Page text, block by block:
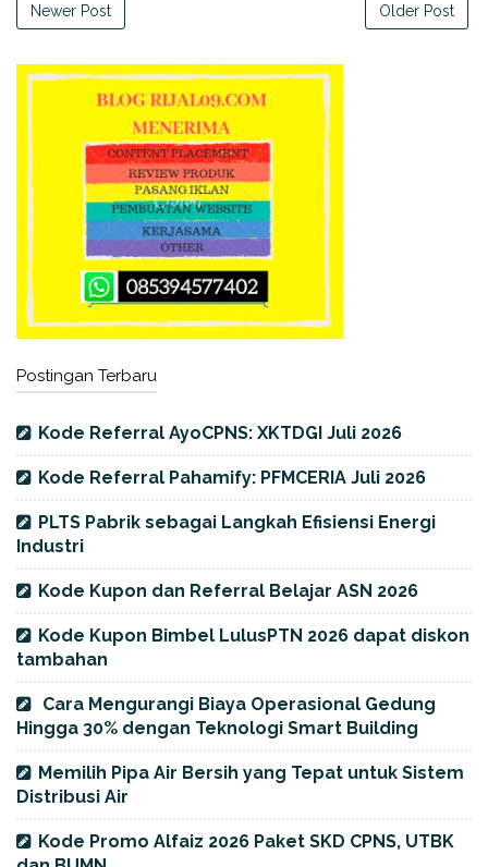
Newer Post Older Post
Postingan Terbaru
Kode Referral AyoCPNS: XKTDGI Juli 2026
Kode Referral Pahamify: PFMCERIA Juli 2026
PLTS Pabrik sebagai Langkah Efisiensi Energi
Industri
Kode Kupon dan Referral Belajar ASN 2026
Kode Kupon Bimbel LulusPTN 2026 dapat diskon
tambahan
Cara Mengurangi Biaya Operasional Gedung
Hingga 30% dengan Teknologi Smart Building
Memilih Pipa Air Bersih yang Tepat untuk Sistem
Distribusi Air
Kode Promo Alfaiz 2026 Paket SKD CPNS, UTBK